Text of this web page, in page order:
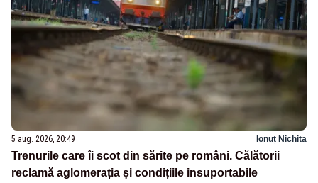
5 aug. 2026, 20:49 Ionuț Nichita
Trenurile care îi scot din sărite pe români. Călătorii
reclamă aglomerația și condițiile insuportabile